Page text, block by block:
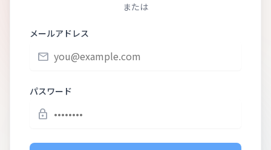
または
メールアドレス
email
パスワード
lock